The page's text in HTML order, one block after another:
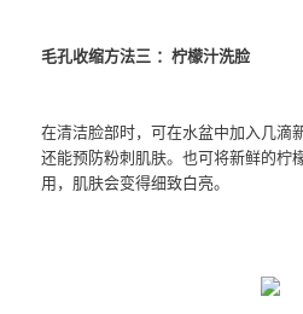
毛孔收缩方法三 ：柠檬汁洗脸
在清洁脸部时，可在水盆中加入几滴
还能预防粉刺肌肤。也可将新鲜的柠
用，肌肤会变得细致白亮。